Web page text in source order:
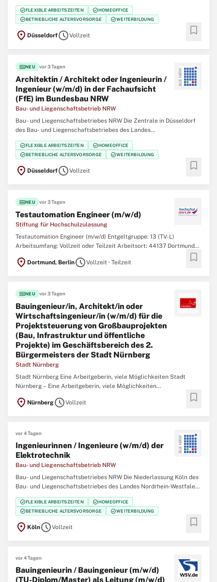
Nordrhein‑Westfalen (BLB NRW) sucht zum nächstmöglichen
Zeitpunkt eine/einen Vergabemanagerin / Vergabemanager (w/m/d)
Der Bau- und Liegenschaftsbetrieb NRW ist Eigentümer,
check_circleFLEXIBLE ARBEITSZEITEN check_circleHOMEOFFICE
check_circleBETRIEBLICHE ALTERSVORSORGE check_circleWEITERBILDUNG
location_on DüsseldorfscheduleVollzeit bookmark
fiber_newNEU vor 3 Tagen
Architektin / Architekt oder Ingenieurin /
Ingenieur (w/m/d) in der Fachaufsicht
(FfE) im Bundesbau NRW
Bau- und Liegenschaftsbetrieb NRW
Bau- und Liegenschaftsbetriebes NRW Die Zentrale in Düsseldorf
des Bau- und Liegenschaftsbetriebes des Landes
Nordrhein‑Westfalen (BLB NRW) sucht zum nächstmöglichen
Zeitpunkt eine/einen Architektin / Architekten oder Ingenieurin /
Ingenieur (w/m/d) in der Fachaufsicht (FfE) im Bundesbau
check_circleFLEXIBLE ARBEITSZEITEN check_circleHOMEOFFICE
check_circleBETRIEBLICHE ALTERSVORSORGE check_circleWEITERBILDUNG
location_on DüsseldorfscheduleVollzeit bookmark
fiber_newNEU vor 3 Tagen
Testautomation Engineer (m/w/d)
Stiftung für Hochschulzulassung
Testautomation Engineer (m/w/d) Entgeltgruppe: 13 (TV-L)
Arbeitsumfang: Vollzeit oder Teilzeit Arbeitsort: 44137 Dortmund
oder 10117 Berlin Ihnen liegt Bildungsgerechtigkeit am Herzen und
Sie möchten die digitale Transformation der Studienplatzvergabe
location_on Dortmund, BerlinscheduleVollzeit · Teilzeit bookmark
fiber_newNEU vor 3 Tagen
Bauingenieur/in, Architekt/in oder
Wirtschaftsingenieur/in (w/m/d) für die
Projektsteuerung von Großbauprojekten
(Bau, Infrastruktur und öffentliche
Projekte) im Geschäftsbereich des 2.
Bürgermeisters der Stadt Nürnberg
Stadt Nürnberg
Stadt Nürnberg Eine Arbeitgeberin, viele Möglichkeiten Stadt
Nürnberg – Eine Arbeitgeberin, viele Möglichkeiten
Bauingenieur/in, Architekt/in oder Wirtschaftsingenieur/in (w/m/d)
für die Projektsteuerung von Großbauprojekten (Bau, Infrastruktur
location_on NürnbergscheduleVollzeit bookmark
vor 4 Tagen
Ingenieurinnen / Ingenieure (w/m/d) der
Elektrotechnik
Bau- und Liegenschaftsbetrieb NRW
Bau- und Liegenschaftsbetriebes NRW Die Niederlassung Köln des
Bau- und Liegenschaftsbetriebes des Landes Nordrhein‑Westfalen
(BLB NRW) sucht zum nächstmöglichen Zeitpunkt mehrere
Ingenieurinnen / Ingenieure (w/m/d) der Elektrotechnik Der Bau-
und Liegenschaftsbetrieb NRW ist Eigentümer,
check_circleFLEXIBLE ARBEITSZEITEN check_circleHOMEOFFICE
check_circleBETRIEBLICHE ALTERSVORSORGE check_circleWEITERBILDUNG
location_on KölnscheduleVollzeit bookmark
vor 4 Tagen
Bauingenieurin / Bauingenieur (m/w/d)
(TU-Diplom/​Master) als Leitung (m/w/d)